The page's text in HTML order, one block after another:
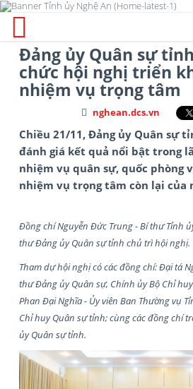
Đảng ủy Quân sự
chức hội nghị triển
nhiệm vụ trọng tâm
nghean.dcs.vn
Chiều 21/11, Đảng ủy Quân sự
đánh giá kết quả nổi bật trong
nhiệm vụ quân sự, quốc phòng
nhiệm vụ trọng tâm còn lại của
Đồng chí Nguyễn Đức Trung - Bí thư Tỉnh
thư Đảng ủy Quân sự tỉnh chủ trì hội nghị.
Tham dự hội nghị có các đồng chí: Đại tá
thư Đảng ủy Quân sự, Chính ủy Bộ Chỉ
Phan Đại Nghĩa - Ủy viên Ban Thường vụ
Chỉ huy Quân sự tỉnh; cùng các đồng chí
ủy Quân sự tỉnh.